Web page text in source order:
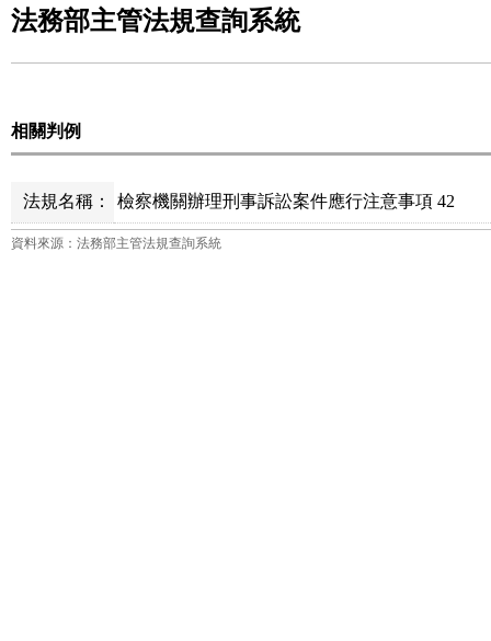
法務部主管法規查詢系統
相關判例
法規名稱： 檢察機關辦理刑事訴訟案件應行注意事項 42
資料來源：法務部主管法規查詢系統